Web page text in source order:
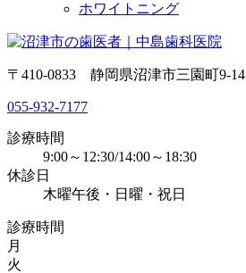
ホワイトニング
〒410-0833 静岡県沼津市三園町9-14
055-932-7177
診療時間
9:00～12:30/14:00～18:30
休診日
木曜午後・日曜・祝日
診療時間
月
火